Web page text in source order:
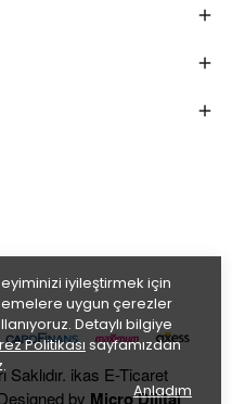
iyileştirmek için
uygun çerezler
Detaylı bilgiye
Politikası sayfamızdan
Anladım
ikas E-Ticaret
by Micro Dijital